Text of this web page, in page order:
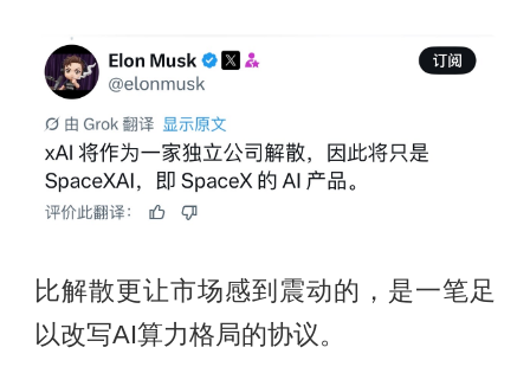
比解散更让市场感到震动的，是一笔足
以改写AI算力格局的协议。